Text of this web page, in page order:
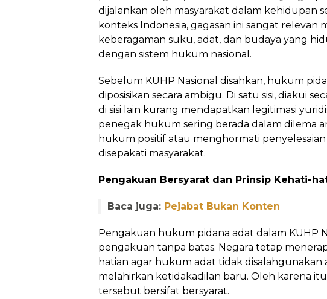
dijalankan oleh masyarakat dalam kehidupan
konteks Indonesia, gagasan ini sangat relevan
keberagaman suku, adat, dan budaya yang
dengan sistem hukum nasional.
Sebelum KUHP Nasional disahkan, hukum
diposisikan secara ambigu. Di satu sisi, diakui
di sisi lain kurang mendapatkan legitimasi
penegak hukum sering berada dalam dilema
hukum positif atau menghormati
disepakati masyarakat.
Pengakuan Bersyarat dan Prinsip Kehati-
Baca juga: Pejabat Bukan Konten
Pengakuan hukum pidana adat dalam KUHP
pengakuan tanpa batas. Negara tetap
hatian agar hukum adat tidak disalahgunakan
melahirkan ketidakadilan baru. Oleh karena
tersebut bersifat bersyarat.